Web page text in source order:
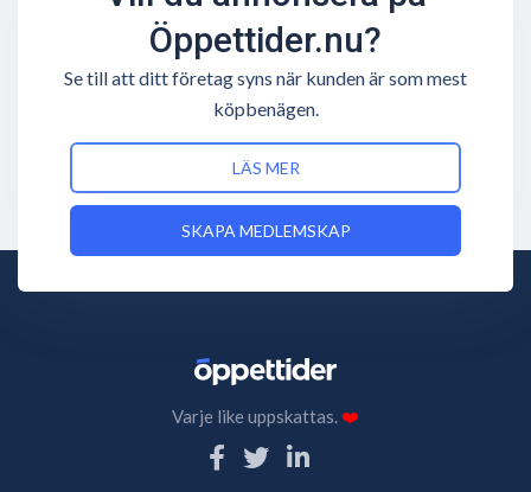
Öppettider.nu?
Se till att ditt företag syns när kunden är som mest
köpbenägen.
LÄS MER
SKAPA MEDLEMSKAP
Varje like uppskattas.❤️